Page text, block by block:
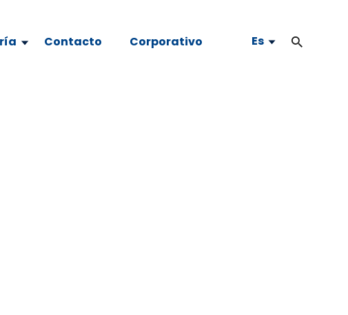
Contacto Corporativo Es